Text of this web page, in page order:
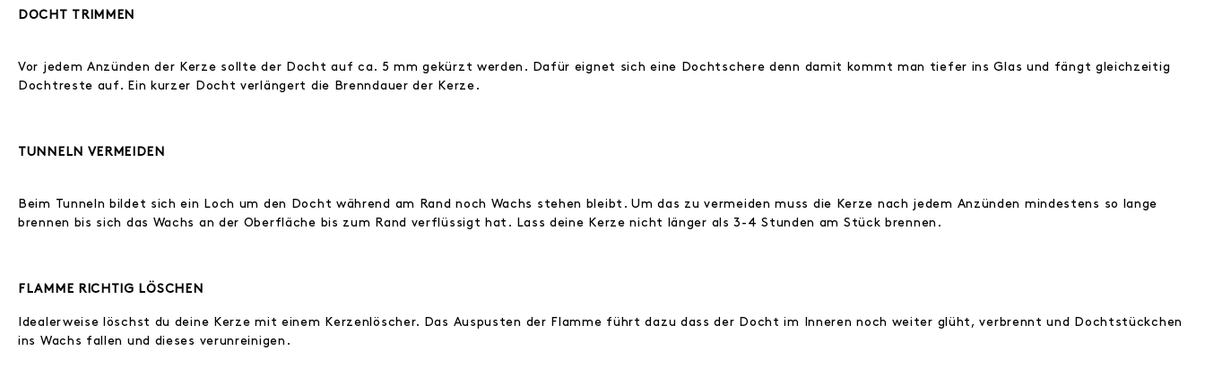
DOCHT TRIMMEN
Vor jedem Anzünden der Kerze sollte der Docht auf ca. 5 mm gekürzt werden. Dafür eignet sich eine Dochtschere denn damit kommt man tiefer ins Glas und fängt gleichzeitig
Dochtreste auf. Ein kurzer Docht verlängert die Brenndauer der Kerze.
TUNNELN VERMEIDEN
Beim Tunneln bildet sich ein Loch um den Docht während am Rand noch Wachs stehen bleibt. Um das zu vermeiden muss die Kerze nach jedem Anzünden mindestens so lange
brennen bis sich das Wachs an der Oberfläche bis zum Rand verflüssigt hat. Lass deine Kerze nicht länger als 3-4 Stunden am Stück brennen.
FLAMME RICHTIG LÖSCHEN
Idealerweise löschst du deine Kerze mit einem Kerzenlöscher. Das Auspusten der Flamme führt dazu dass der Docht im Inneren noch weiter glüht, verbrennt und Dochtstückchen
ins Wachs fallen und dieses verunreinigen.